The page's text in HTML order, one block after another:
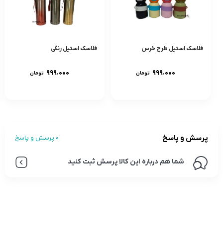
فلاسک استیل طرح خرس
۹۹۹.۰۰۰ تومان
فلاسک استیل رنگی
۹۹۹.۰۰۰ تومان
پرسش و پاسخ 0 پرسش و پاسخ
شما هم درباره این کالا پرسش ثبت کنید